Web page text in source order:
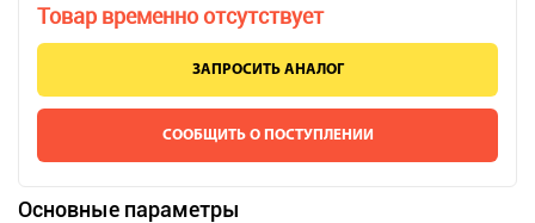
Товар временно отсутствует
ЗАПРОСИТЬ АНАЛОГ
СООБЩИТЬ О ПОСТУПЛЕНИИ
Основные параметры